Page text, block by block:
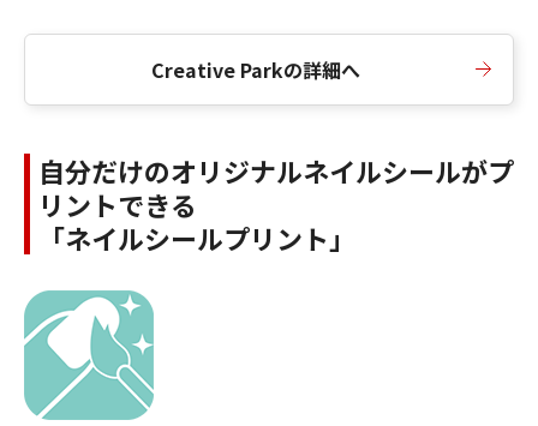
Creative Parkの詳細へ
自分だけのオリジナルネイルシールがプ
リントできる
「ネイルシールプリント」